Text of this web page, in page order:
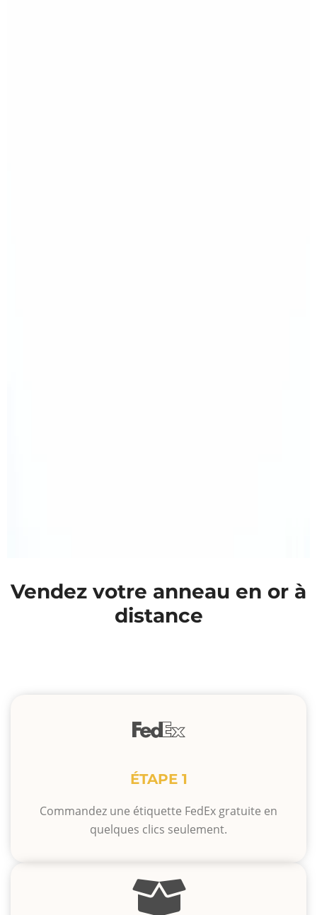
Vendez votre anneau en or à
distance
ÉTAPE 1
Commandez une étiquette FedEx gratuite en
quelques clics seulement.